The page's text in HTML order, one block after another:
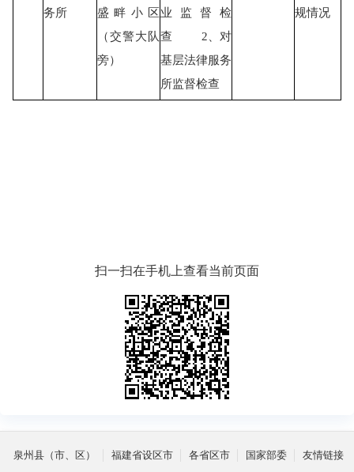
务所
盛畔小区
（交警大队
旁）
业监督检
查
2 、对
基层法律服务
所监督检查
规情况
扫一扫在手机上查看当前页面
泉州县（市、区） 福建省设区市 各省区市 国家部委 友情链接